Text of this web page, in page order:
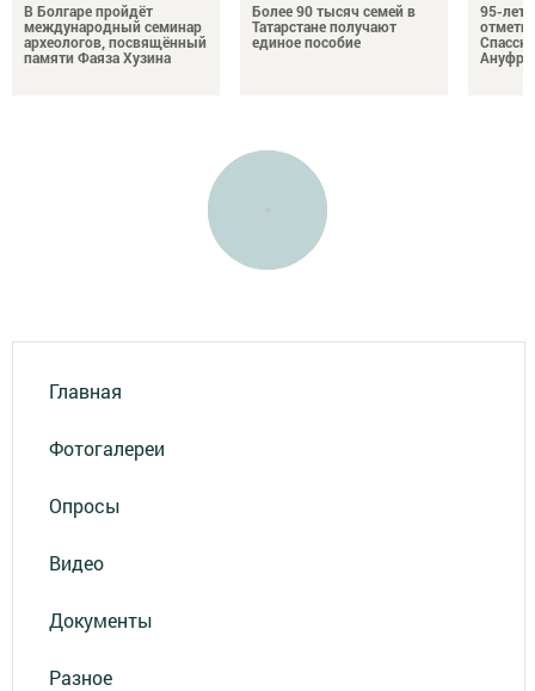
В Болгаре пройдёт
международный семинар
археологов, посвящённый
памяти Фаяза Хузина
Более 90 тысяч семей в
Татарстане получают
единое пособие
95-
Главная
Фотогалереи
Опросы
Видео
Документы
Разное